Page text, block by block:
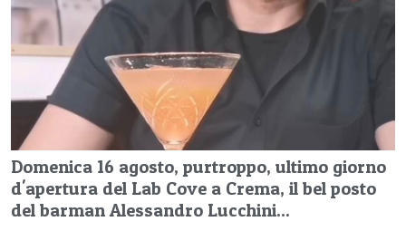
Domenica 16 agosto, purtroppo, ultimo giorno
d'apertura del Lab Cove a Crema, il bel posto
del barman Alessandro Lucchini...